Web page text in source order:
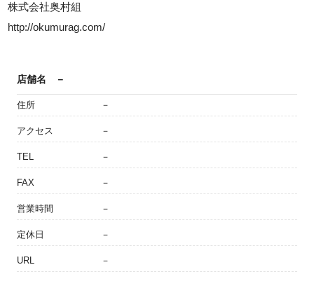
株式会社奥村組
http://okumurag.com/
店舗名 －
住所 －
アクセス －
TEL －
FAX －
営業時間 －
定休日 －
URL －